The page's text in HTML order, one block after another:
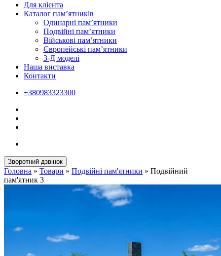
Для клієнта
Каталог пам’ятників
Одинарні пам’ятники
Подвійні пам’ятники
Військові пам’ятники
Європейські пам’ятники
3-Д моделі
Наша виставка
Контакти
+380983323300
Зворотний дзвінок
Головна » Товари » Подвійні пам'ятники » Подвійний
пам'ятник 3